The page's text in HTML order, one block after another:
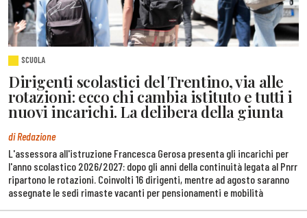
SCUOLA
Dirigenti scolastici del Trentino, via alle
rotazioni: ecco chi cambia istituto e tutti i
nuovi incarichi. La delibera della giunta
di Redazione
L'assessora all'istruzione Francesca Gerosa presenta gli incarichi per
l'anno scolastico 2026/2027: dopo gli anni della continuità legata al Pnrr
ripartono le rotazioni. Coinvolti 16 dirigenti, mentre ad agosto saranno
assegnate le sedi rimaste vacanti per pensionamenti e mobilità